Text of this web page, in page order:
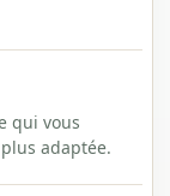
qui vous
adaptée.